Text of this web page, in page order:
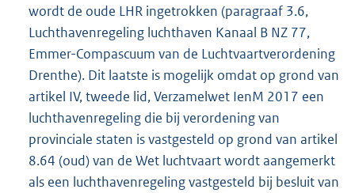
wordt de oude LHR ingetrokken (paragraaf 3.6,
Luchthavenregeling luchthaven Kanaal B NZ 77,
Emmer-Compascuum van de Luchtvaartverordening
Drenthe). Dit laatste is mogelijk omdat op grond van
artikel IV, tweede lid, Verzamelwet IenM 2017 een
luchthavenregeling die bij verordening van
provinciale staten is vastgesteld op grond van artikel
8.64 (oud) van de Wet luchtvaart wordt aangemerkt
als een luchthavenregeling vastgesteld bij besluit van